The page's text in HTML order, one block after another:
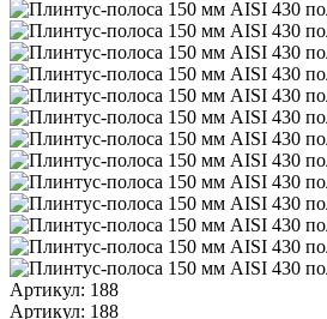
Артикул: 188
Артикул: 188